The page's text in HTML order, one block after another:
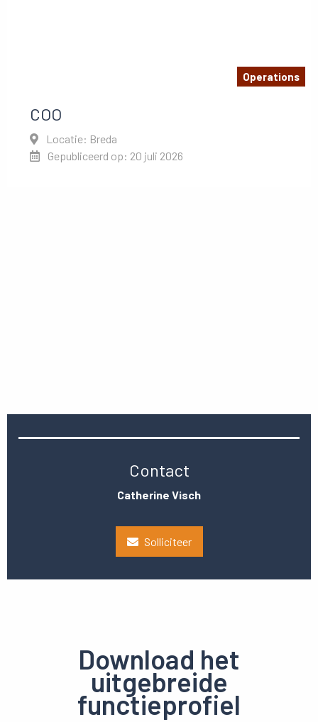
Operations
COO
Locatie: Breda
Gepubliceerd op: 20 juli 2026
Contact
Catherine Visch
Solliciteer
Download het
uitgebreide
functieprofiel